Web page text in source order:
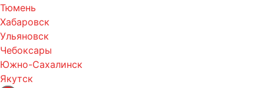
Тюмень
Хабаровск
Ульяновск
Чебоксары
Южно-Сахалинск
Якутск